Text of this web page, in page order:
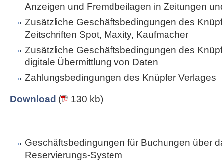
Anzeigen und Fremdbeilagen in Zeitungen
Zusätzliche Geschäftsbedingungen des
Zeitschriften Spot, Maxity, Kaufmacher
Zusätzliche Geschäftsbedingungen des
digitale Übermittlung von Daten
Zahlungsbedingungen des Knüpfer Verlages
Download ( 130 kb)
Geschäftsbedingungen für Buchungen über
Reservierungs-System